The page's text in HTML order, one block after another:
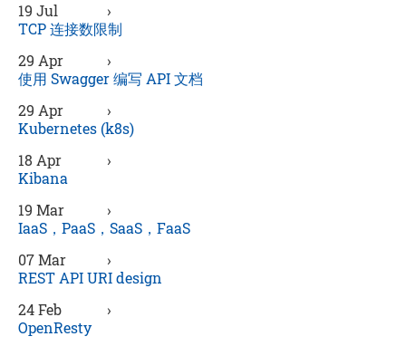
19 Jul
›
TCP 连接数限制
29 Apr
›
使用 Swagger 编写 API 文档
29 Apr
›
Kubernetes (k8s)
18 Apr
›
Kibana
19 Mar
›
IaaS，PaaS，SaaS，FaaS
07 Mar
›
REST API URI design
24 Feb
›
OpenResty